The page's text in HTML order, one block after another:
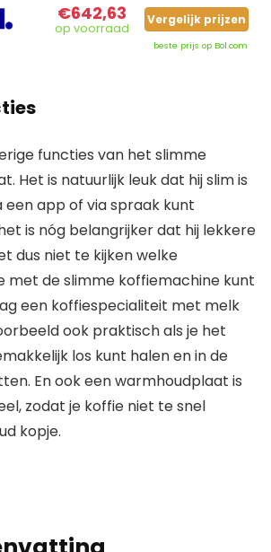
€642,63
op voorraad
Vergelijk prijzen
beste prijs op Bol.com
functies van het slimme
Het is natuurlijk leuk dat hij slim is
een app of via spraak kunt
is nóg belangrijker dat hij lekkere
dus niet te kijken welke
met de slimme koffiemachine kunt
een koffiespecialiteit met melk
ook praktisch als je het
los kunt halen en in de
En ook een warmhoudplaat is
zodat je koffie niet te snel
kopje.